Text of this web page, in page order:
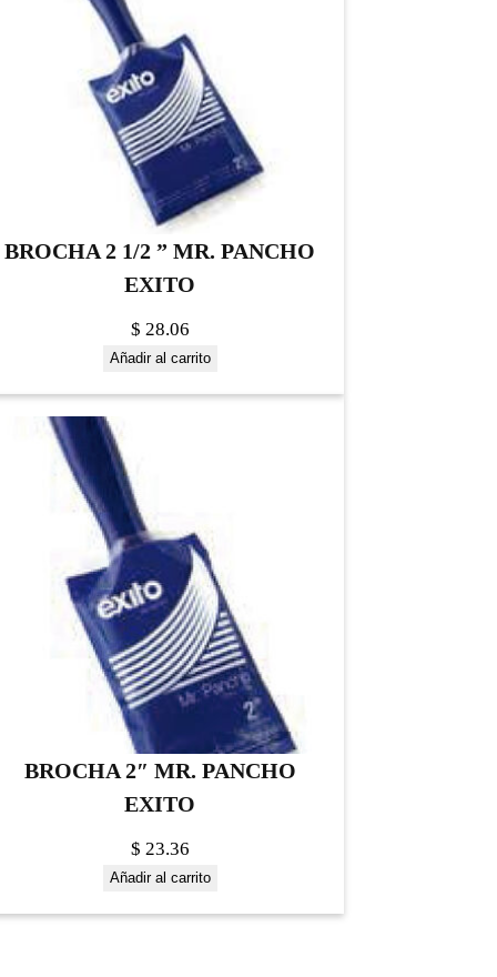
BROCHA 2 1/2 ” MR. PANCHO
EXITO
$ 28.06
Añadir al carrito
BROCHA 2″ MR. PANCHO
EXITO
$ 23.36
Añadir al carrito